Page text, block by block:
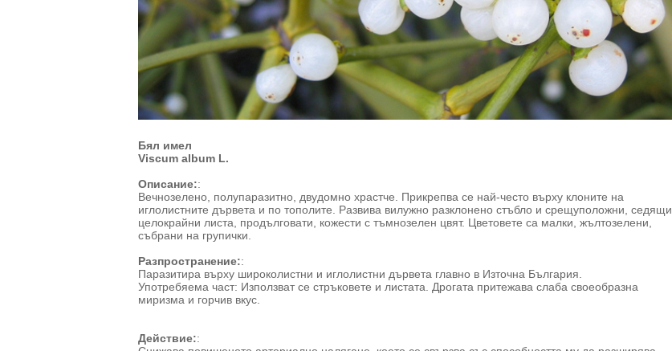
Бял имел
Viscum album L.
Описание::
Вечнозелено, полупаразитно, двудомно храстче. Прикрепва се най-често върху клоните на
иглолистните дървета и по тополите. Развива вилужно разклонено стъбло и срещуположни, седящи,
целокрайни листа, продълговати, кожести с тъмнозелен цвят. Цветовете са малки, жълтозелени,
събрани на групички.
Разпространение::
Паразитира върху широколистни и иглолистни дървета главно в Източна България.
Употребяема част: Използват се стръковете и листата. Дрогата притежава слаба своеобразна
миризма и горчив вкус.
Действие::